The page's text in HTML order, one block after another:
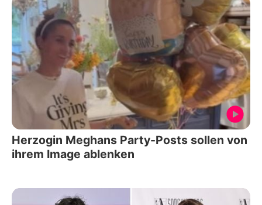
Herzogin Meghans Party-Posts sollen von
ihrem Image ablenken